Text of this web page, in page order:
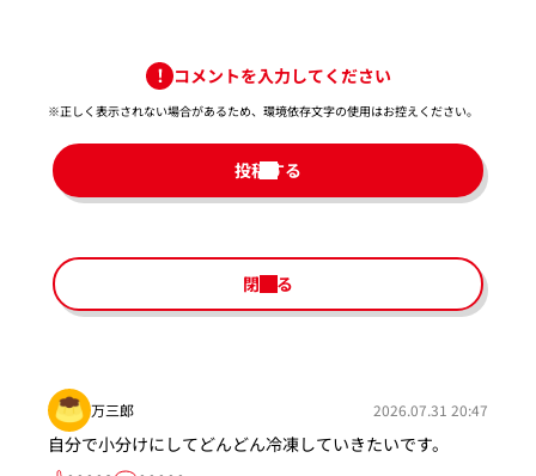
コメントを入力してください
※正しく表示されない場合があるため、環境依存文字の使用はお控えください。​
投稿する
閉じる
万三郎 2026.07.31 20:47
自分で小分けにしてどんどん冷凍していきたいです。